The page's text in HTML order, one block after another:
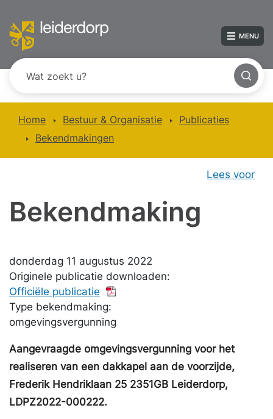
MENU
Home Bestuur & Organisatie
Publicaties
Bekendmakingen
Lees voor
Bekendmaking
donderdag 11 augustus 2022
Originele publicatie downloaden:
Officiële publicatie
Type bekendmaking:
omgevingsvergunning
Aangevraagde omgevingsvergunning voor het
realiseren van een dakkapel aan de voorzijde,
Frederik Hendriklaan 25 2351GB Leiderdorp,
LDPZ2022-000222.